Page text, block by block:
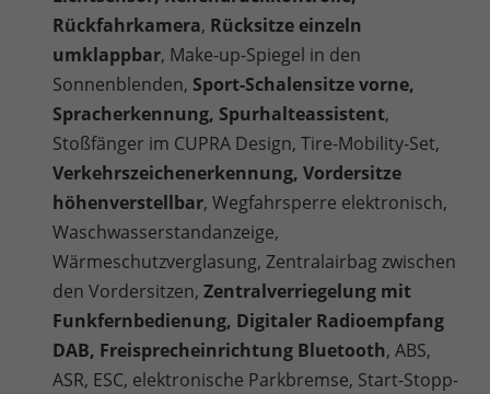
Rückfahrkamera, Rücksitze einzeln
umklappbar, Make-up-Spiegel in den
Sonnenblenden, Sport-Schalensitze vorne,
Spracherkennung, Spurhalteassistent,
Stoßfänger im CUPRA Design, Tire-Mobility-Set,
Verkehrszeichenerkennung, Vordersitze
höhenverstellbar, Wegfahrsperre elektronisch,
Waschwasserstandanzeige,
Wärmeschutzverglasung, Zentralairbag zwischen
den Vordersitzen, Zentralverriegelung mit
Funkfernbedienung, Digitaler Radioempfang
DAB, Freisprecheinrichtung Bluetooth, ABS,
ASR, ESC, elektronische Parkbremse, Start-Stopp-